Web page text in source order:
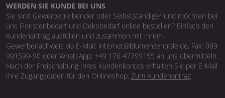
WERDEN SIE KUNDE BEI UNS
Sie sind Gewerbetreibender oder Selbstständiger und möchten bei
uns Floristenbedarf und Dekobedarf online bestellen? Einfach den
Kundenantrag ausfüllen und zusammen mit Ihrem
Gewerbenachweis via E-Mail: internet@blumenzentrale.de, Fax: 089
991599-90 oder WhatsApp: +49 176 47799155 an uns übermitteln.
Nach der Freischaltung Ihres Kundenkontos erhalten Sie per E-Mail
Ihre Zugangsdaten für den Onlineshop. Zum Kundenantrag